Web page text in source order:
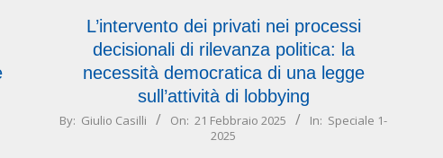
L’intervento dei privati nei processi
decisionali di rilevanza politica: la
necessità democratica di una legge
sull’attività di lobbying
2025-
By: Giulio Casilli On: 21 Febbraio 2025 In: Speciale 1-
2025